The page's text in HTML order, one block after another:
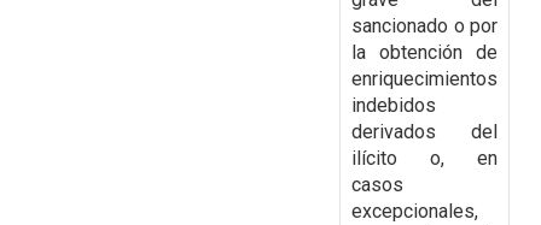
sancionado o por
la obtención de
enriquecimientos
indebidos
derivados del
ilícito o, en
casos
excepcionales,